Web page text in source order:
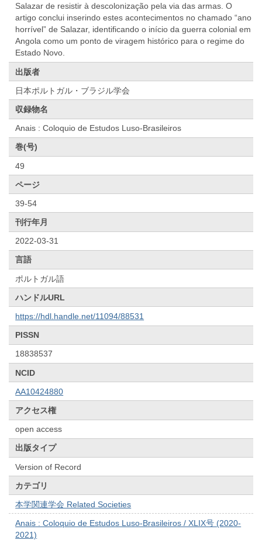
Salazar de resistir à descolonização pela via das armas. O
artigo conclui inserindo estes acontecimentos no chamado “ano
horrível” de Salazar, identificando o início da guerra colonial em
Angola como um ponto de viragem histórico para o regime do
Estado Novo.
出版者
日本ポルトガル・ブラジル学会
収録物名
Anais : Coloquio de Estudos Luso-Brasileiros
巻(号)
49
ページ
39-54
刊行年月
2022-03-31
言語
ポルトガル語
ハンドルURL
https://hdl.handle.net/11094/88531
PISSN
18838537
NCID
AA10424880
アクセス権
open access
出版タイプ
Version of Record
カテゴリ
本学関連学会 Related Societies
Anais : Coloquio de Estudos Luso-Brasileiros / XLIX号 (2020-
2021)